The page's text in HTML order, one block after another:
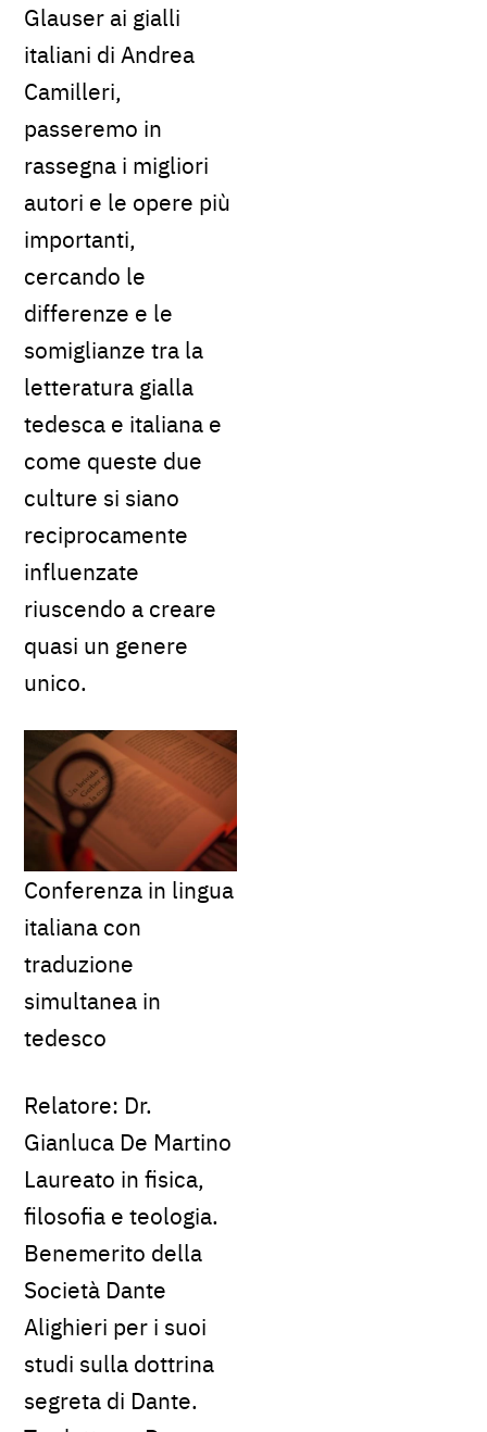
Glauser ai gialli
italiani di Andrea
Camilleri,
passeremo in
rassegna i migliori
autori e le opere più
importanti,
cercando le
differenze e le
somiglianze tra la
letteratura gialla
tedesca e italiana e
come queste due
culture si siano
reciprocamente
influenzate
riuscendo a creare
quasi un genere
unico.
Conferenza in lingua
italiana con
traduzione
simultanea in
tedesco
Relatore: Dr.
Gianluca De Martino
Laureato in fisica,
filosofia e teologia.
Benemerito della
Società Dante
Alighieri per i suoi
studi sulla dottrina
segreta di Dante.